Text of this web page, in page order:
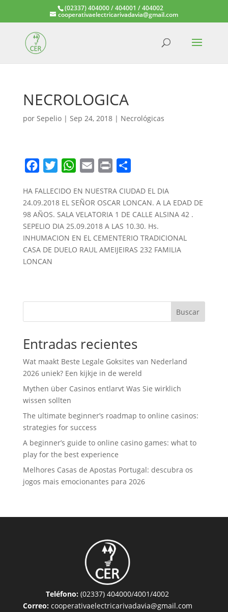
(02337) 404000 / 404001 / 404002
cooperativaelectricarivadavia@gmail.com
NECROLOGICA
por Sepelio| Sep 24, 2018| Necrológicas
c
e
b
o
o
k
i
t
t
e
r
W
a
t
s
A
p
a
i
l
i
n
t
m
p
a
r
t
HA FALLECIDO EN NUESTRA CIUDAD EL DIA
24.09.2018 EL SEÑOR OSCAR LONCAN. A LA EDAD DE
98 AÑOS. SALA VELATORIA 1 DE CALLE ALSINA 42 .
SEPELIO DIA 25.09.2018 A LAS 10.30. Hs.
INHUMACION EN EL CEMENTERIO TRADICIONAL
CASA DE DUELO RAUL AMEIJEIRAS 232 FAMILIA
LONCAN
Buscar
Entradas recientes
Wat maakt Beste Legale Goksites van Nederland
2026 uniek? Een kijkje in de wereld
Mythen über Casinos entlarvt Was Sie wirklich
wissen sollten
The ultimate beginner’s roadmap to online casinos:
strategies for success
A beginner’s guide to online casino games: what to
play for the best experience
Melhores Casas de Apostas Portugal: descubra os
jogos mais emocionantes para 2026
Teléfono: (02337) 404000/4001/4002
Correo:cooperativaelectricarivadavia@gmail.com